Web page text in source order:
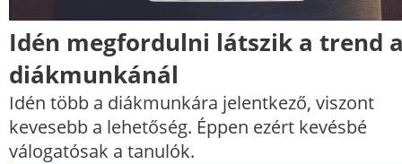
Idén megfordulni látszik a trend
diákmunkánál
Idén több a diákmunkára jelentkező, viszont
kevesebb a lehetőség. Éppen ezért kevésbé
válogatósak a tanulók.